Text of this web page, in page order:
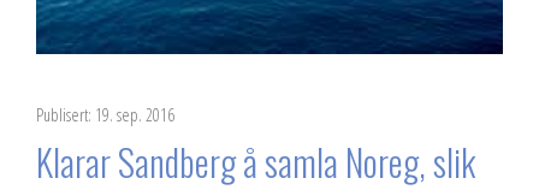
2023
2021
Publisert: 19. sep. 2016
Klarar Sandberg å samla Noreg, slik